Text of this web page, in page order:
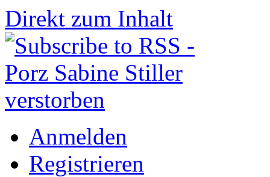
Direkt zum Inhalt
Anmelden
Registrieren